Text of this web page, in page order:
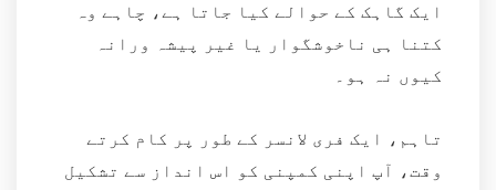
ایک گاہک کے حوالے کیا جاتا ہے، چاہے وہ
کتنا ہی ناخوشگوار یا غیر پیشہ ورانہ
کیوں نہ ہو۔
تاہم، ایک فری لانسر کے طور پر کام کرتے
وقت، آپ اپنی کمپنی کو اس انداز سے تشکیل